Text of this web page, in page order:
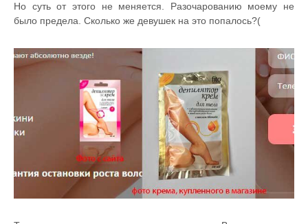
Но суть от этого не меняется. Разочарованию моему не
было предела. Сколько же девушек на это попалось?(